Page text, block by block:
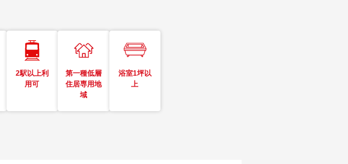
2駅以上利
用可
第一種低層
住居専用地
域
浴室1坪以
上